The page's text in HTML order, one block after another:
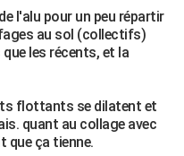
l'alu pour un peu répartir
au sol (collectifs)
les récents, et la
flottants se dilatent et
quant au collage avec
que ça tienne.